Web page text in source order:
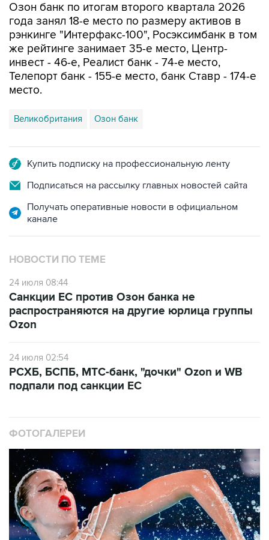
Озон банк по итогам второго квартала 2026
года занял 18-е место по размеру активов в
рэнкинге "Интерфакс-100", Росэксимбанк в том
же рейтинге занимает 35-е место, Центр-
инвест - 46-е, Реалист банк - 74-е место,
Телепорт банк - 155-е место, банк Ставр - 174-е
место.
Великобритания Озон банк
Купить подписку на профессиональную ленту
Подписаться на рассылку главных новостей сайта
Получать оперативные новости в официальном
канале
НОВОСТИ ПО ТЕМЕ
24 июля 08:44
Санкции ЕС против Озон банка не
распространяются на другие юрлица группы
Ozon
24 июля 02:54
РСХБ, БСПБ, МТС-банк, "дочки" Ozon и WB
подпали под санкции ЕС
ФОТОГАЛЕРЕИ